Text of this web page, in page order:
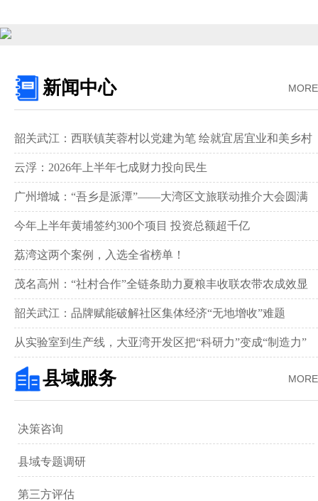
MORE
新闻中心
韶关武江：西联镇芙蓉村以党建为笔 绘就宜居宜业和美乡村
新画卷‌
云浮：2026年上半年七成财力投向民生
广州增城：“吾乡是派潭”——大湾区文旅联动推介大会圆满
举行
今年上半年黄埔签约300个项目 投资总额超千亿
荔湾这两个案例，入选全省榜单！
茂名高州：“社村合作”全链条助力夏粮丰收联农带农成效显
著‌
韶关武江：品牌赋能破解社区集体经济“无地增收”难题‌
从实验室到生产线，大亚湾开发区把“科研力”变成“制造力”
MORE
县域服务
决策咨询
县域专题调研
第三方评估